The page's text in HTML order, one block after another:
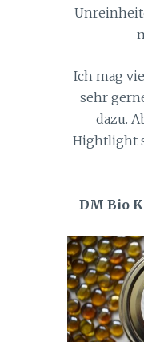
Ich mag
sehr
dazu.
Hightlight
DM Bio